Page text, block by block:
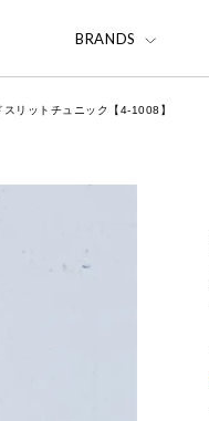
BRANDS
リットチュニック【4-1008】